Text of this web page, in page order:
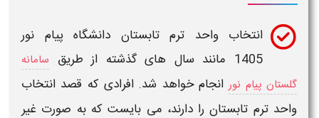
انتخاب واحد ترم تابستان دانشگاه پیام نور
1405 مانند سال های گذشته از طریق سامانه
گلستان پیام نورانجام خواهد شد. افرادی که قصد انتخاب
واحد ترم تابستان را دارند، می بایست که به صورت غیر